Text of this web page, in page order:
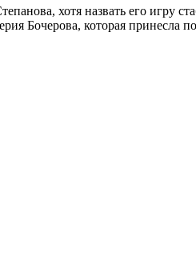
хотя назвать его игру
Бочерова, которая принесла